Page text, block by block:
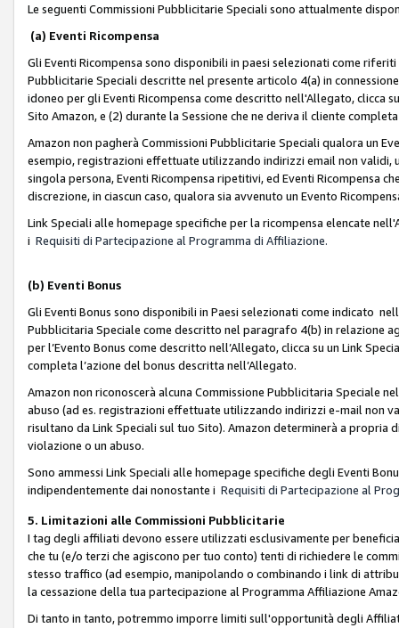
Le seguenti Commissioni Pubblicitarie Speciali sono attualmente
(a) Eventi Ricompensa
Gli Eventi Ricompensa sono disponibili in paesi selezionati come
Pubblicitarie Speciali descritte nel presente articolo 4(a) in
idoneo per gli Eventi Ricompensa come descritto nell'Allegato, clicca
Sito Amazon, e (2) durante la Sessione che ne deriva il cliente
Amazon non pagherà Commissioni Pubblicitarie Speciali qualora un
esempio, registrazioni effettuate utilizzando indirizzi email non
singola persona, Eventi Ricompensa ripetitivi, ed Eventi Ricompensa
discrezione, in ciascun caso, qualora sia avvenuto un Evento
Link Speciali alle homepage specifiche per la ricompensa elencate
i Requisiti di Partecipazione al Programma di Affiliazione.
(b) Eventi Bonus
Gli Eventi Bonus sono disponibili in Paesi selezionati come indicato
Pubblicitaria Speciale come descritto nel paragrafo 4(b) in relazione
per l’Evento Bonus come descritto nell’Allegato, clicca su un Link
completa l’azione del bonus descritta nell’Allegato.
Amazon non riconoscerà alcuna Commissione Pubblicitaria Speciale
abuso (ad es. registrazioni effettuate utilizzando indirizzi e-mail non
risultano da Link Speciali sul tuo Sito). Amazon determinerà a propria
violazione o un abuso.
Sono ammessi Link Speciali alle homepage specifiche degli Eventi
indipendentemente dai nonostante i Requisiti di Partecipazione al
5. Limitazioni alle Commissioni Pubblicitarie
I tag degli affiliati devono essere utilizzati esclusivamente per
che tu (e/o terzi che agiscono per tuo conto) tenti di richiedere le
stesso traffico (ad esempio, manipolando o combinando i link di
la cessazione della tua partecipazione al Programma Affiliazione
Di tanto in tanto, potremmo imporre limiti sull'opportunità degli